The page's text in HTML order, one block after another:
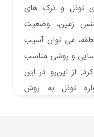
تونل و ترک های
زمین، وضعیت
می توان آسیب
و روشی مناسب
از این‌رو در این
تونل به روش